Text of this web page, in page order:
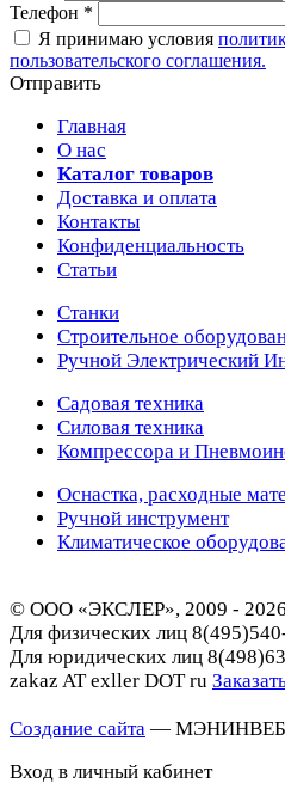
Телефон *
Я принимаю условия
пользовательского соглашения.
Отправить
Главная
О нас
Каталог товаров
Доставка и оплата
Контакты
Конфиденциальность
Статьи
Станки
Строительное
Ручной Электрический
Садовая техника
Силовая техника
Компрессора и
Оснастка, расходные
Ручной инструмент
Климатическое
© ООО «ЭКСЛЕР», 2009 -
Для физических лиц
Для юридических лиц
zakaz AT exller DOT ru
Создание сайта — МЭНИНВЕБ
Вход в личный кабинет